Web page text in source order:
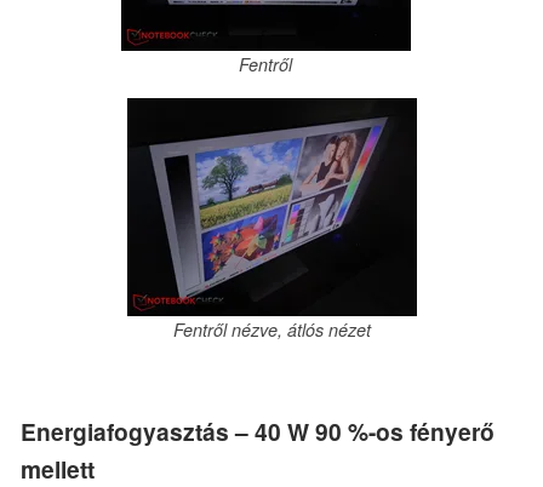
Fentről
Fentről nézve, átlós nézet
Energiafogyasztás – 40 W 90 %-os fényerő
mellett